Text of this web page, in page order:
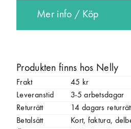
Mer info / Köp
Produkten finns hos Nelly
Frakt
45 kr
Leveranstid
3-5 arbetsdagar
Returrätt
14 dagars
Betalsätt
Kort, faktura,